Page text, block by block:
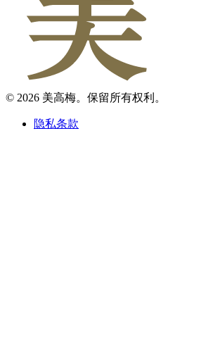
© 2026 美高梅。保留所有权利。
隐私条款